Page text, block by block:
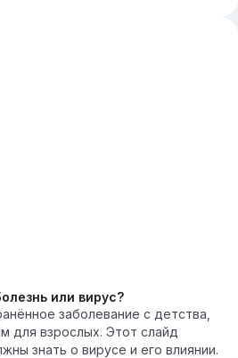
или вирус?
заболевание с детства,
для взрослых. Этот слайд
знать о вирусе и его влиянии.